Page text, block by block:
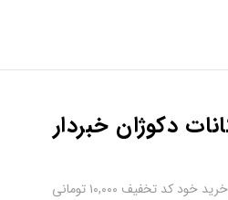
دکوژان خبردار
با عضویت درخبرنامه، برای اولین خرید خود کد تخفیف ۱۰,۰۰۰ تومانی